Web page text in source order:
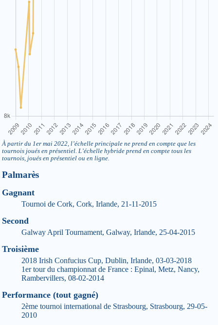
À partir du 1er mai 2022, l’échelle principale ne prend en compte que les
tournois joués en présentiel. L’échelle hybride prend en compte tous les
tournois, joués en présentiel ou en ligne.
Palmarès
Gagnant
Tournoi de Cork, Cork, Irlande, 21-11-2015
Second
Galway April Tournament, Galway, Irlande, 25-04-2015
Troisième
2018 Irish Confucius Cup, Dublin, Irlande, 03-03-2018
1er tour du championnat de France : Epinal, Metz, Nancy,
Rambervillers, 08-02-2014
Performance (tout gagné)
2ème tournoi international de Strasbourg, Strasbourg, 29-05-
2010